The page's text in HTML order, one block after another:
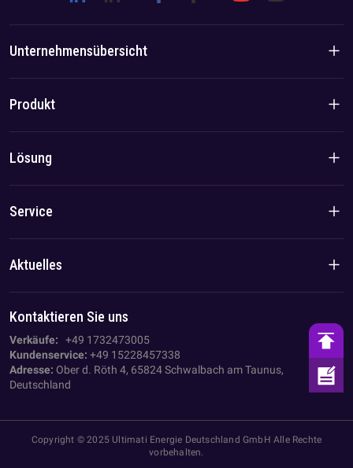
Unternehmensübersicht
Unternehmensvorstellung
Team-/Lokalvorteil
Produkt
Produkte für den Wohnbereich
Lösung
Lösung
Service
Datenschutzrichtlinie
AGB
Aktuelles
Unternehmens Nachrichten
Branchen-News
Kontaktieren Sie uns
Verkäufe:
+49 1732473005
Kundenservice: +49 15228457338
Adresse: Ober d. Röth 4, 65824 Schwalbach am Taunus,
Deutschland
Copyright © 2025 Ultimati Energie Deutschland GmbH Alle Rechte
vorbehalten.